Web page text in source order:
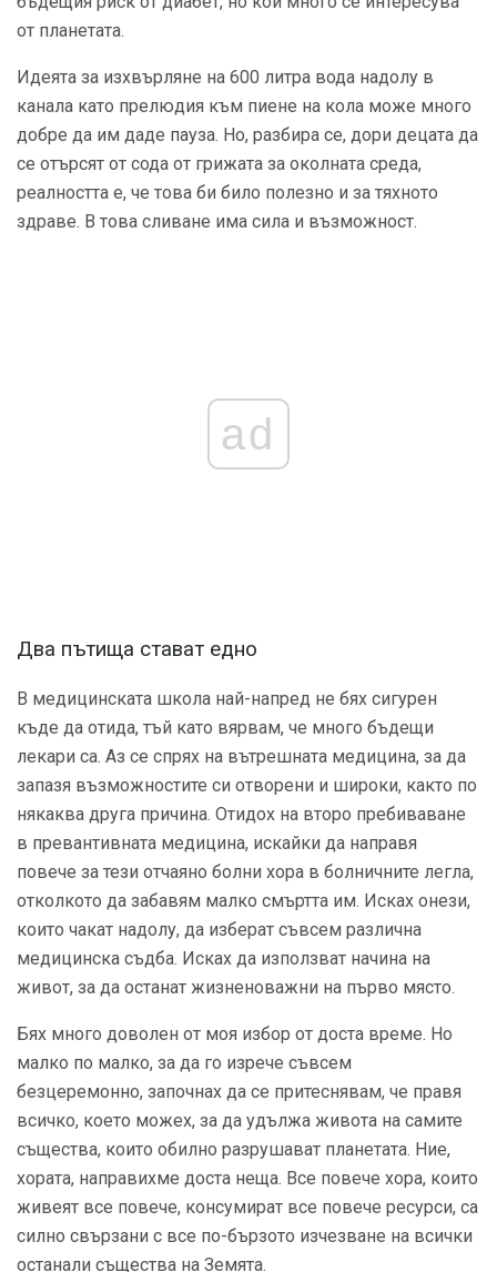
от планетата.
Идеята за изхвърляне на 600 литра вода надолу в
канала като прелюдия към пиене на кола може много
добре да им даде пауза. Но, разбира се, дори децата да
се отърсят от сода от грижата за околната среда,
реалността е, че това би било полезно и за тяхното
здраве. В това сливане има сила и възможност.
ad
Два пътища стават едно
В медицинската школа най-напред не бях сигурен
къде да отида, тъй като вярвам, че много бъдещи
лекари са. Аз се спрях на вътрешната медицина, за да
запазя възможностите си отворени и широки, както по
някаква друга причина. Отидох на второ пребиваване
в превантивната медицина, искайки да направя
повече за тези отчаяно болни хора в болничните легла,
отколкото да забавям малко смъртта им. Исках онези,
които чакат надолу, да изберат съвсем различна
медицинска съдба. Исках да използват начина на
живот, за да останат жизненоважни на първо място.
Бях много доволен от моя избор от доста време. Но
малко по малко, за да го изрече съвсем
безцеремонно, започнах да се притеснявам, че правя
всичко, което можех, за да удължа живота на самите
същества, които обилно разрушават планетата. Ние,
хората, направихме доста неща. Все повече хора, които
живеят все повече, консумират все повече ресурси, са
силно свързани с все по-бързото изчезване на всички
останали същества на Земята.